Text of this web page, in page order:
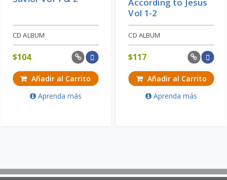
CD ALBUM
$104
Añadir al Carrito
Aprenda más
Vol 1-2
CD ALBUM
$117
Añadir al Carrito
Aprenda más